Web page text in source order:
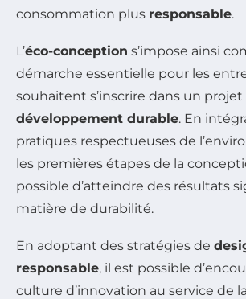
consommation plus responsable.
L’éco-conception s’impose ainsi
démarche essentielle pour les
souhaitent s’inscrire dans un projet
développement durable. En
pratiques respectueuses de
les premières étapes de la
possible d’atteindre des résultats
matière de durabilité.
En adoptant des stratégies de
responsable, il est possible
culture d’innovation au service de